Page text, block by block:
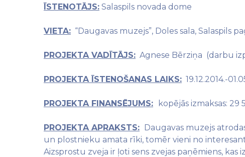
ĪSTENOTĀJS: Salaspils novada dome
VIETA: “Daugavas muzejs”, Doles sala, Salaspils
PROJEKTA VADĪTĀJS: Agnese Bērziņa (darbu
PROJEKTA ĪSTENOŠANAS LAIKS: 19.12.2014.-
PROJEKTA FINANSĒJUMS: kopējās izmaksas: 29
PROJEKTA APRAKSTS: Daugavas muzejs
un plostnieku amata rīki, tomēr vieni no
Aizsprostu zveja ir ļoti sens zvejas paņēmiens, kas